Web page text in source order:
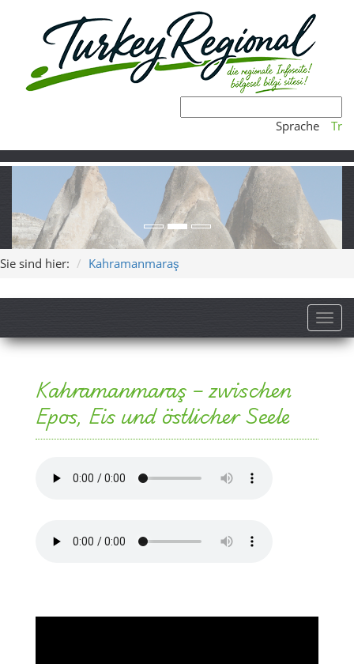
Sprache Tr
Sie sind hier: Kahramanmaraş
Kahramanmaraş – zwischen
Epos, Eis und östlicher Seele